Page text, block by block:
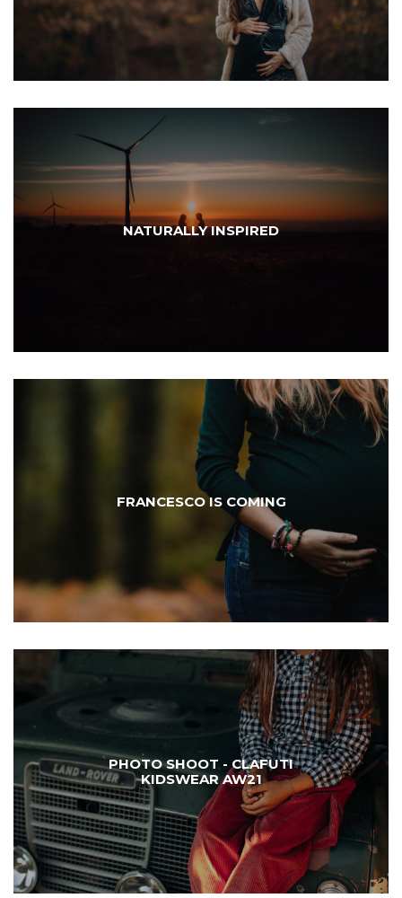
NATURALLY INSPIRED
FRANCESCO IS COMING
PHOTO SHOOT - CLAFUTI
KIDSWEAR AW21